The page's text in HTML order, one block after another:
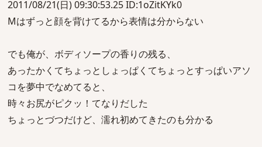
2011/08/21(日) 09:30:53.25 ID:1oZitKYk0
Mはずっと顔を背けてるから表情は分からない
でも俺が、ボディソープの香りの残る、
あったかくてちょっとしょっぱくてちょっとすっぱいアソ
コを夢中でなめてると、
時々お尻がピクッ！てなりだした
ちょっとづつだけど、濡れ初めてきたのも分かる